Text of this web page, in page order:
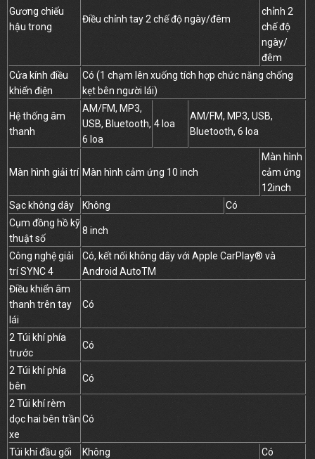
Gương chiếu
hậu trong
Điều chỉnh tay 2 chế độ ngày/đêm
chỉnh 2
chế độ
ngày/
đêm
Cửa kính điều
khiển điện
Có (1 chạm lên xuống tích hợp chức năng chống
kẹt bên người lái)
Hệ thống âm
thanh
AM/FM, MP3,
USB, Bluetooth,
6 loa
4 loa
AM/FM, MP3, USB,
Bluetooth, 6 loa
Màn hình giải trí Màn hình cảm ứng 10 inch
Màn hình
cảm ứng
12inch
Sạc không dây
Không
Có
Cụm đồng hồ kỹ
thuật số
8 inch
Công nghệ giải
trí SYNC 4
Có, kết nối không dây với Apple CarPlay® và
Android AutoTM
Điều khiển âm
thanh trên tay
lái
Có
2 Túi khí phía
trước
Có
2 Túi khí phía
bên
Có
2 Túi khí rèm
dọc hai bên trần
xe
Có
Túi khí đầu gối Không Có